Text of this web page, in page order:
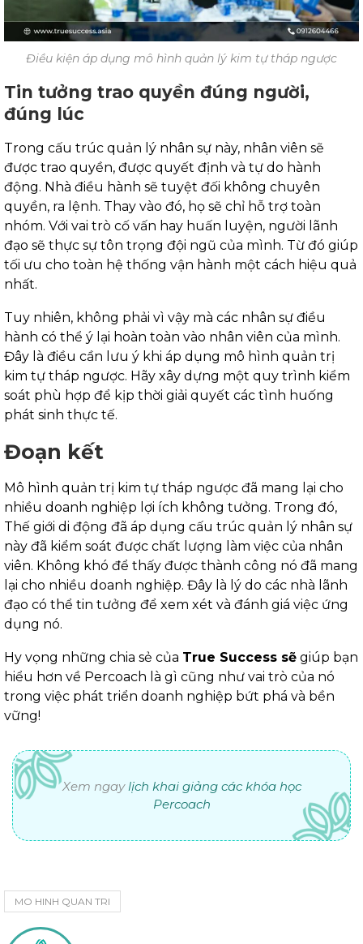
Điều kiện áp dụng mô hình quản lý kim tự tháp ngược
Tin tưởng trao quyền đúng người,
đúng lúc
Trong cấu trúc quản lý nhân sự này, nhân viên sẽ
được trao quyền, được quyết định và tự do hành
động. Nhà điều hành sẽ tuyệt đối không chuyên
quyền, ra lệnh. Thay vào đó, họ sẽ chỉ hỗ trợ toàn
nhóm. Với vai trò cố vấn hay huấn luyện, người lãnh
đạo sẽ thực sự tôn trọng đội ngũ của mình. Từ đó giúp
tối ưu cho toàn hệ thống vận hành một cách hiệu quả
nhất.
Tuy nhiên, không phải vì vậy mà các nhân sự điều
hành có thể ý lại hoàn toàn vào nhân viên của mình.
Đây là điều cần lưu ý khi áp dụng mô hình quản trị
kim tự tháp ngược. Hãy xây dựng một quy trình kiểm
soát phù hợp để kịp thời giải quyết các tình huống
phát sinh thực tế.
Đoạn kết
Mô hình quản trị kim tự tháp ngược đã mang lại cho
nhiều doanh nghiệp lợi ích không tưởng. Trong đó,
Thế giới di động đã áp dụng cấu trúc quản lý nhân sự
này đã kiểm soát được chất lượng làm việc của nhân
viên. Không khó để thấy được thành công nó đã mang
lại cho nhiều doanh nghiệp. Đây là lý do các nhà lãnh
đạo có thể tin tưởng để xem xét và đánh giá việc ứng
dụng nó.
Hy vọng những chia sẻ của True Success sẽ giúp bạn
hiểu hơn về Percoach là gì cũng như vai trò của nó
trong việc phát triển doanh nghiệp bứt phá và bền
vững!
Xem ngaylịch khai giảng các khóa học
Percoach
MO HINH QUAN TRI